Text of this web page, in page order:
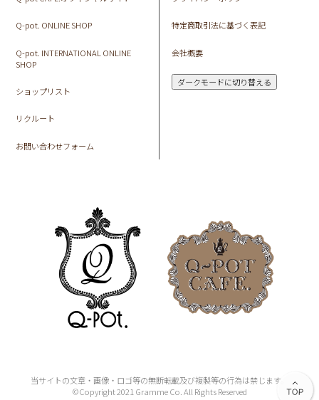
Q-pot. ONLINE SHOP
Q-pot. INTERNATIONAL ONLINE
SHOP
ショップリスト
リクルート
お問い合わせフォーム
特定商取引法に基づく表記
会社概要
ダークモードに切り替える
当サイトの文章・画像・ロゴ等の無断転載及び複製等の行為は禁じます。
©Copyright 2021 Gramme Co. All Rights Reserved